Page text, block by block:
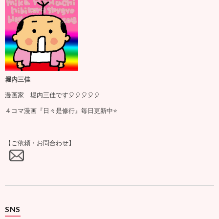
堀内三佳
漫画家 堀内三佳です🎈🎈🎈🎈🎈
４コマ漫画『日々是修行』毎日更新中⭐️
【ご依頼・お問合わせ】
SNS